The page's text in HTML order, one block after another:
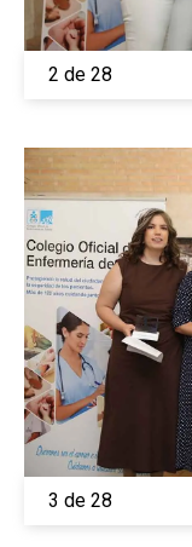
2 de 28
3 de 28